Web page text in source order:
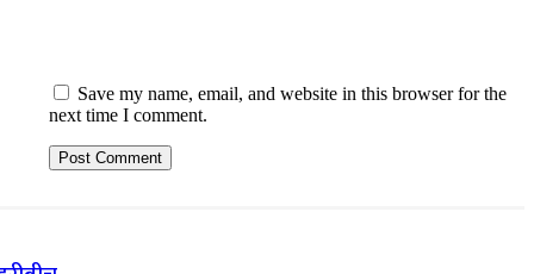
Save my name, email, and website in this browser for the
next time I comment.